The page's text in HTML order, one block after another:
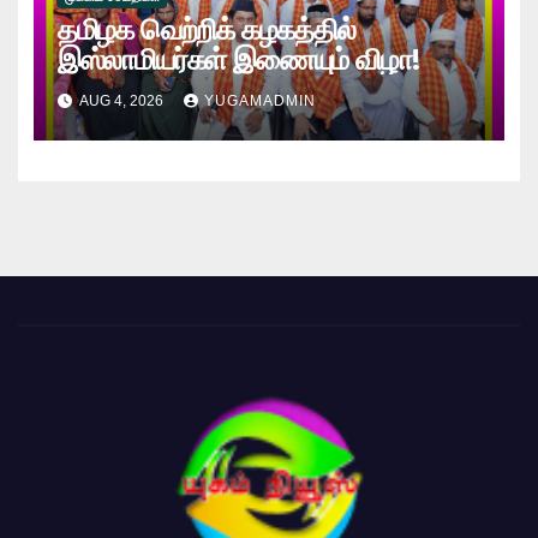
தமிழக வெற்றிக் கழகத்தில்
இஸ்லாமியர்கள் இணையும் விழா!
AUG 4, 2026 YUGAMADMIN